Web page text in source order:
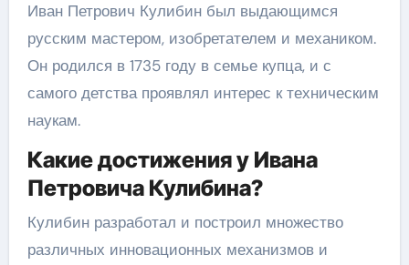
Иван Петрович Кулибин был выдающимся
русским мастером, изобретателем и механиком.
Он родился в 1735 году в семье купца, и с
самого детства проявлял интерес к техническим
наукам.
Какие достижения у Ивана
Петровича Кулибина?
Кулибин разработал и построил множество
различных инновационных механизмов и